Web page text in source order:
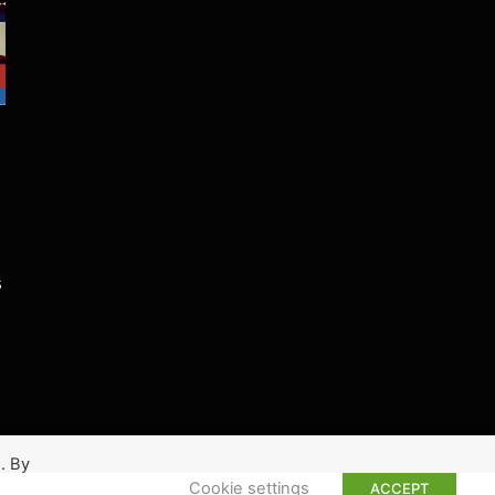
By
Cookie settings
ACCEPT